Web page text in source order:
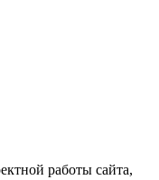
работы сайта,